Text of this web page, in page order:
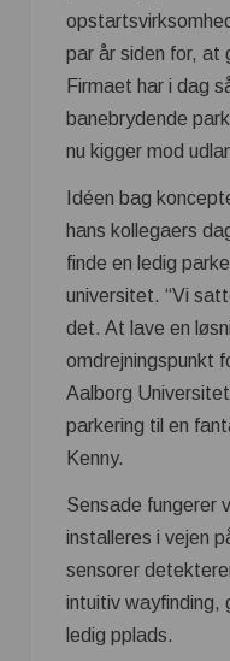
par år siden for, at
Firmaet har i dag
banebrydende
nu kigger mod
Idéen bag
hans kollegaers
finde en ledig
universitet. “Vi
det. At lave en
omdrejningspunkt
Aalborg
parkering til en
Kenny.
Sensade fungerer
installeres i vejen
sensorer
intuitiv wayfinding,
ledig pplads.